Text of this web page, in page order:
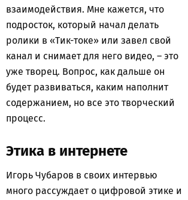
взаимодействия. Мне кажется, что
подросток, который начал делать
ролики в «Тик-токе» или завел свой
канал и снимает для него видео, – это
уже творец. Вопрос, как дальше он
будет развиваться, каким наполнит
содержанием, но все это творческий
процесс.
Этика в интернете
Игорь Чубаров в своих интервью
много рассуждает о цифровой этике и